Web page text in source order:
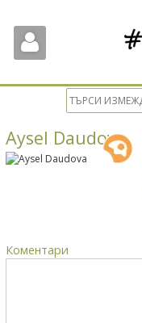
Aysel Daudova
Коментари